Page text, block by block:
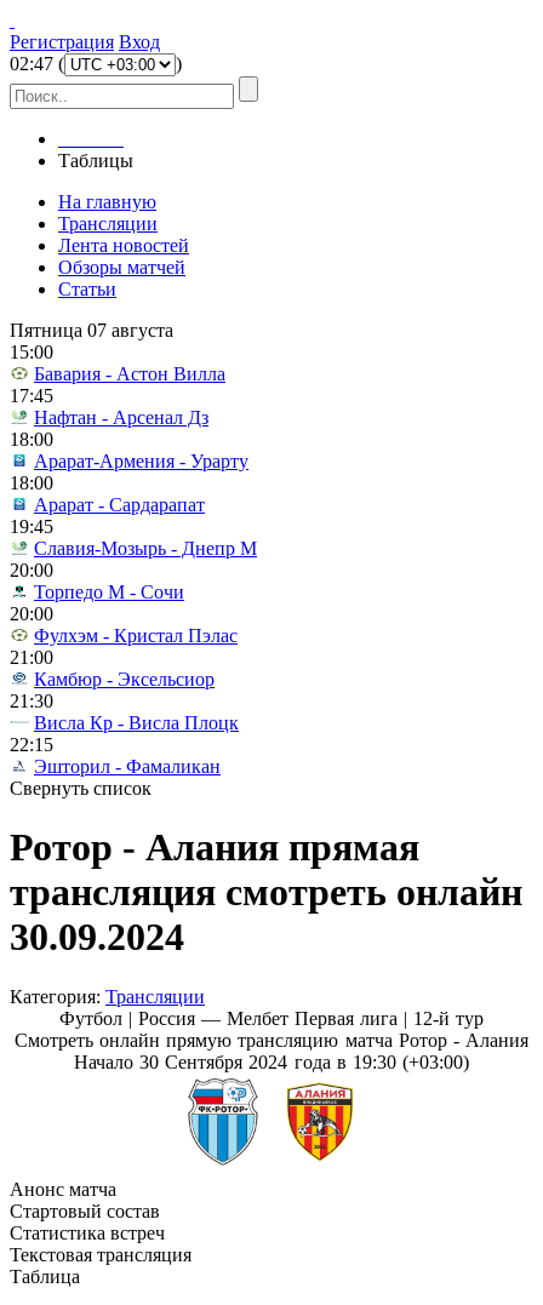
Регистрация Вход
02:47 ( )
Таблицы
На главную
Трансляции
Лента новостей
Обзоры матчей
Статьи
Пятница 07 августа
15:00
Бавария - Астон Вилла
17:45
Нафтан - Арсенал Дз
18:00
Арарат-Армения - Урарту
18:00
Арарат - Сардарапат
19:45
Славия-Мозырь - Днепр М
20:00
Торпедо М - Сочи
20:00
Фулхэм - Кристал Пэлас
21:00
Камбюр - Эксельсиор
21:30
Висла Кр - Висла Плоцк
22:15
Эшторил - Фамаликан
Свернуть список
Ротор - Алания прямая
трансляция смотреть онлайн
30.09.2024
Категория: Трансляции
Футбол | Россия — Мелбет Первая лига | 12-й тур
Смотреть онлайн прямую трансляцию матча Ротор - Алания
Начало 30 Сентября 2024 года в 19:30 (+03:00)
Анонс матча
Стартовый состав
Статистика встреч
Текстовая трансляция
Таблица